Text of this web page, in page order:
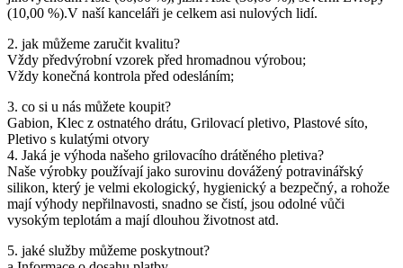
(10,00 %).V naší kanceláři je celkem asi nulových lidí.
2. jak můžeme zaručit kvalitu?
Vždy předvýrobní vzorek před hromadnou výrobou;
Vždy konečná kontrola před odesláním;
3. co si u nás můžete koupit?
Gabion, Klec z ostnatého drátu, Grilovací pletivo, Plastové síto,
Pletivo s kulatými otvory
4. Jaká je výhoda našeho grilovacího drátěného pletiva?
Naše výrobky používají jako surovinu dovážený potravinářský
silikon, který je velmi ekologický, hygienický a bezpečný, a rohože
mají výhody nepřilnavosti, snadno se čistí, jsou odolné vůči
vysokým teplotám a mají dlouhou životnost atd.
5. jaké služby můžeme poskytnout?